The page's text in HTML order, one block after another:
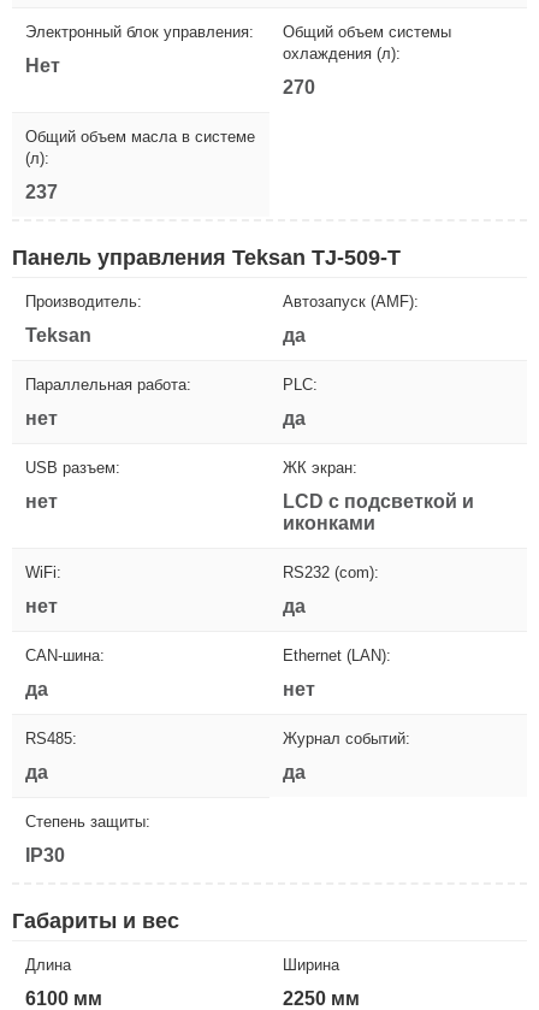
Электронный блок управления:
Нет
Общий объем системы
охлаждения (л):
270
Общий объем масла в системе
(л):
237
Панель управления Teksan TJ-509-T
Производитель:
Teksan
Автозапуск (AMF):
да
Параллельная работа:
нет
PLC:
да
USB разъем:
нет
ЖК экран:
LCD с подсветкой и
иконками
WiFi:
нет
RS232 (com):
да
CAN-шина:
да
Ethernet (LAN):
нет
RS485:
да
Журнал событий:
да
Степень защиты:
IP30
Габариты и вес
Длина
6100 мм
Ширина
2250 мм